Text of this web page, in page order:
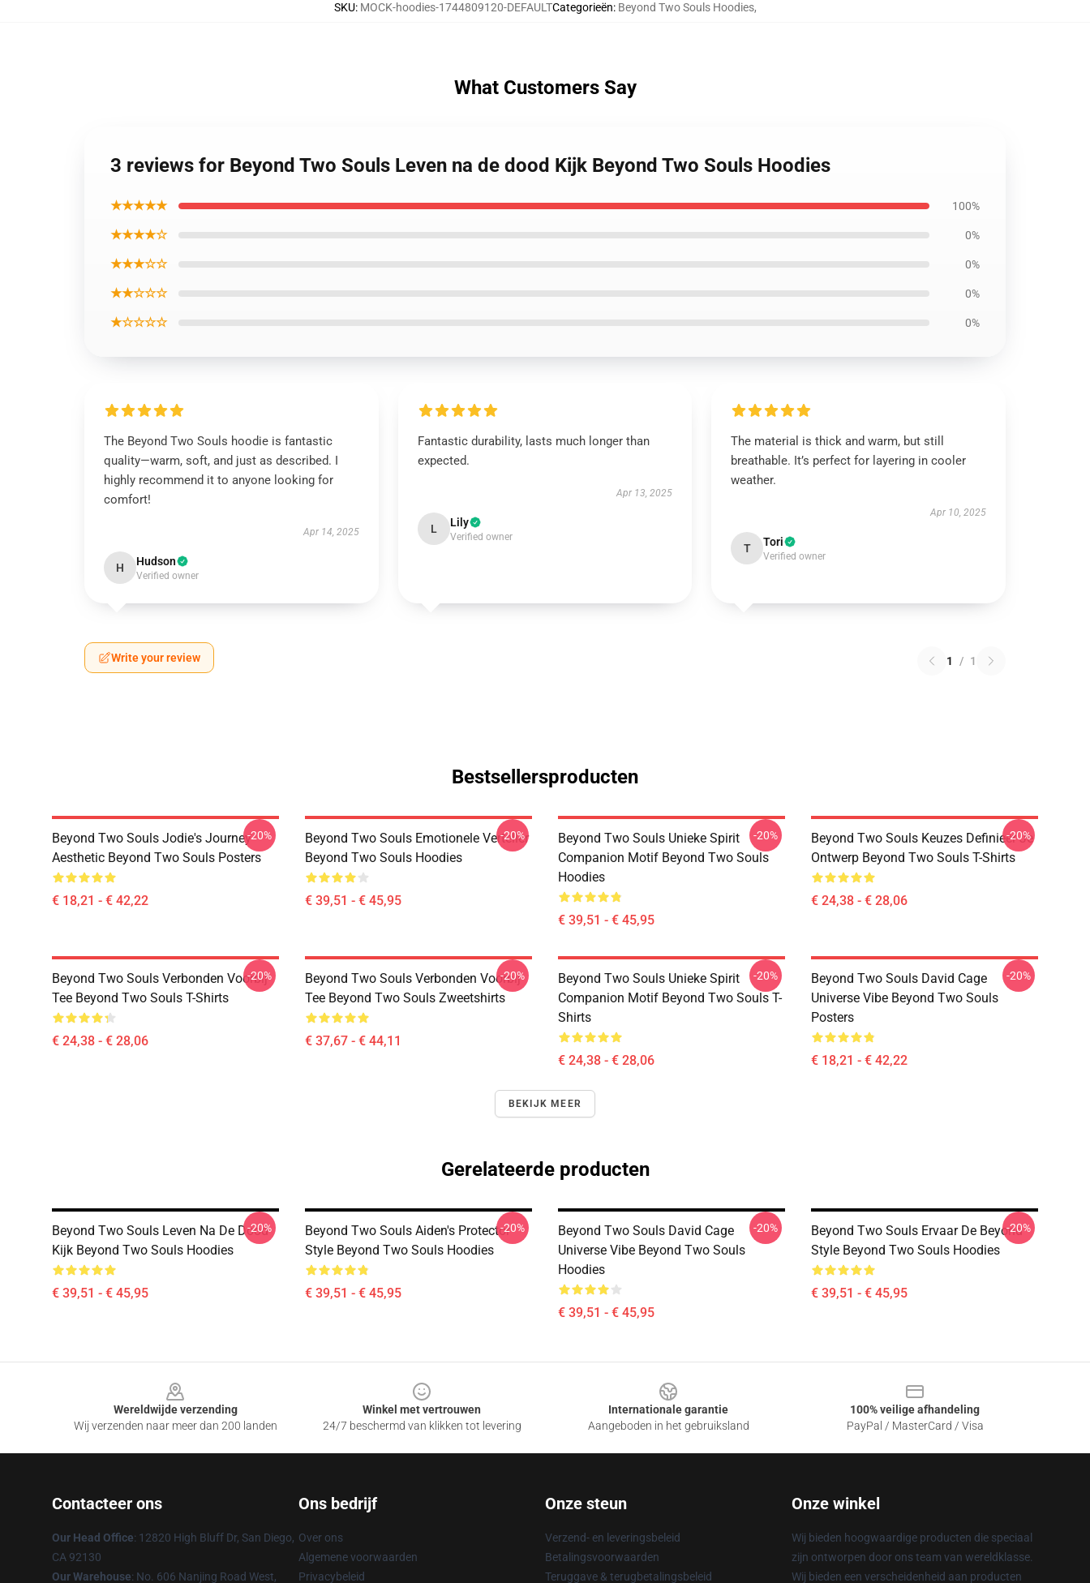
SKU: MOCK-hoodies-1744809120-DEFAULTCategorieën: Beyond Two Souls Hoodies,
What Customers Say
3 reviews for Beyond Two Souls Leven na de dood Kijk Beyond Two Souls Hoodies
★★★★★ 100%
★★★★☆ 0%
★★★☆☆ 0%
★★☆☆☆ 0%
★☆☆☆☆ 0%
The Beyond Two Souls hoodie is fantastic
quality—warm, soft, and just as described. I
highly recommend it to anyone looking for
comfort!
Apr 14, 2025
H Hudson
Verified owner
Fantastic durability, lasts much longer than
expected.
Apr 13, 2025
L Lily
Verified owner
The material is thick and warm, but still
breathable. It’s perfect for layering in cooler
weather.
Apr 10, 2025
T Tori
Verified owner
Write your review 1 / 1
Bestsellersproducten
Beyond Two Souls Jodie's Journey
Aesthetic Beyond Two Souls Posters
€ 18,21 - € 42,22
-20%
Beyond Two Souls Emotionele Verteller
Beyond Two Souls Hoodies
€ 39,51 - € 45,95
-20%
Beyond Two Souls Unieke Spirit
Companion Motif Beyond Two Souls
Hoodies
€ 39,51 - € 45,95
-20%
Beyond Two Souls Keuzes Definieer Je
Ontwerp Beyond Two Souls T-Shirts
€ 24,38 - € 28,06
-20%
Beyond Two Souls Verbonden Voorbij
Tee Beyond Two Souls T-Shirts
€ 24,38 - € 28,06
-20%
Beyond Two Souls Verbonden Voorbij
Tee Beyond Two Souls Zweetshirts
€ 37,67 - € 44,11
-20%
Beyond Two Souls Unieke Spirit
Companion Motif Beyond Two Souls T-
Shirts
€ 24,38 - € 28,06
-20%
Beyond Two Souls David Cage
Universe Vibe Beyond Two Souls
Posters
€ 18,21 - € 42,22
-20%
BEKIJK MEER
Gerelateerde producten
Beyond Two Souls Leven Na De Dood
Kijk Beyond Two Souls Hoodies
€ 39,51 - € 45,95
-20%
Beyond Two Souls Aiden's Protector
Style Beyond Two Souls Hoodies
€ 39,51 - € 45,95
-20%
Beyond Two Souls David Cage
Universe Vibe Beyond Two Souls
Hoodies
€ 39,51 - € 45,95
-20%
Beyond Two Souls Ervaar De Beyond
Style Beyond Two Souls Hoodies
€ 39,51 - € 45,95
-20%
Wereldwijde verzending
Wij verzenden naar meer dan 200 landen
Winkel met vertrouwen
24/7 beschermd van klikken tot levering
Internationale garantie
Aangeboden in het gebruiksland
100% veilige afhandeling
PayPal / MasterCard / Visa
Contacteer ons
Our Head Office: 12820 High Bluff Dr, San Diego,
CA 92130
Our Warehouse: No. 606 Nanjing Road West,
Ons bedrijf
Over ons
Algemene voorwaarden
Privacybeleid
Onze steun
Verzend- en leveringsbeleid
Betalingsvoorwaarden
Teruggave & terugbetalingsbeleid
Onze winkel
Wij bieden hoogwaardige producten die speciaal
zijn ontworpen door ons team van wereldklasse.
Wij bieden een verscheidenheid aan producten